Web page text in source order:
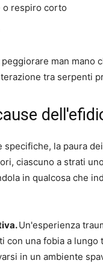
respiro corto
man mano
tra serpenti
la paura
ciascuno a strati
in qualcosa che
Un'esperienza
con una fobia a
in un ambiente